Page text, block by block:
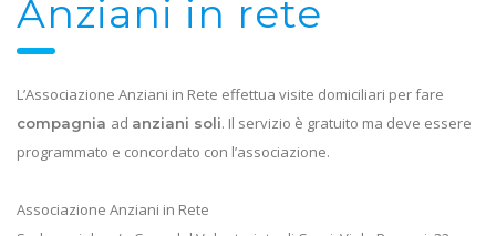
Anziani in rete
L’Associazione Anziani in Rete effettua visite domiciliari per fare
compagnia ad anziani soli. Il servizio è gratuito ma deve essere
programmato e concordato con l’associazione.
Associazione Anziani in Rete